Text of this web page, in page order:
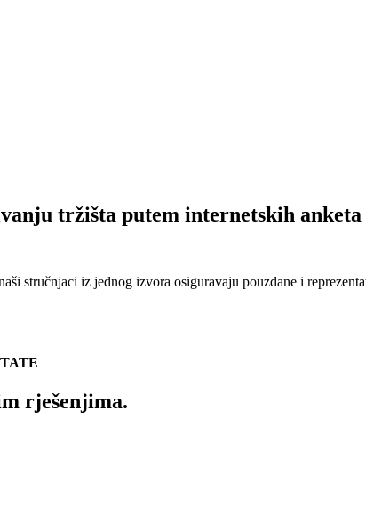
tržišta putem internetskih anketa
stručnjaci iz jednog izvora osiguravaju pouzdane i
rješenjima.